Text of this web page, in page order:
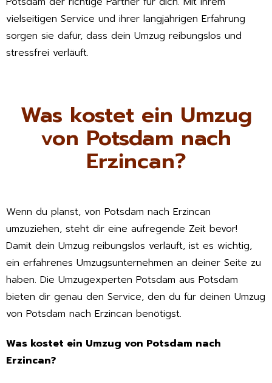
vielseitigen Service und ihrer langjährigen Erfahrung
sorgen sie dafür, dass dein Umzug reibungslos und
stressfrei verläuft.
Was kostet ein Umzug
von Potsdam nach
Erzincan?
Wenn du planst, von Potsdam nach Erzincan
umzuziehen, steht dir eine aufregende Zeit bevor!
Damit dein Umzug reibungslos verläuft, ist es wichtig,
ein erfahrenes Umzugsunternehmen an deiner Seite zu
haben. Die Umzugexperten Potsdam aus Potsdam
bieten dir genau den Service, den du für deinen Umzug
von Potsdam nach Erzincan benötigst.
Was kostet ein Umzug von Potsdam nach
Erzincan?